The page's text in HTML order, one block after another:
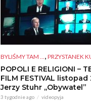
BYLIŚMY TAM ... , PRZYSTANEK
POPOLI E RELIGIONI –
FILM FESTIVAL listopad
Jerzy Stuhr ,,Obywatel”
3 tygodnie ago videopyja